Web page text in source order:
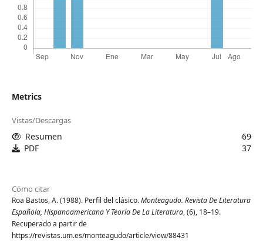
Metrics
Vistas/Descargas
Resumen
69
PDF
37
Cómo citar
Roa Bastos, A. (1988). Perfil del clásico.Monteagudo. Revista De Literatura
Española, Hispanoamericana Y Teoría De La Literatura, (6), 18–19.
Recuperado a partir de
https://revistas.um.es/monteagudo/article/view/88431